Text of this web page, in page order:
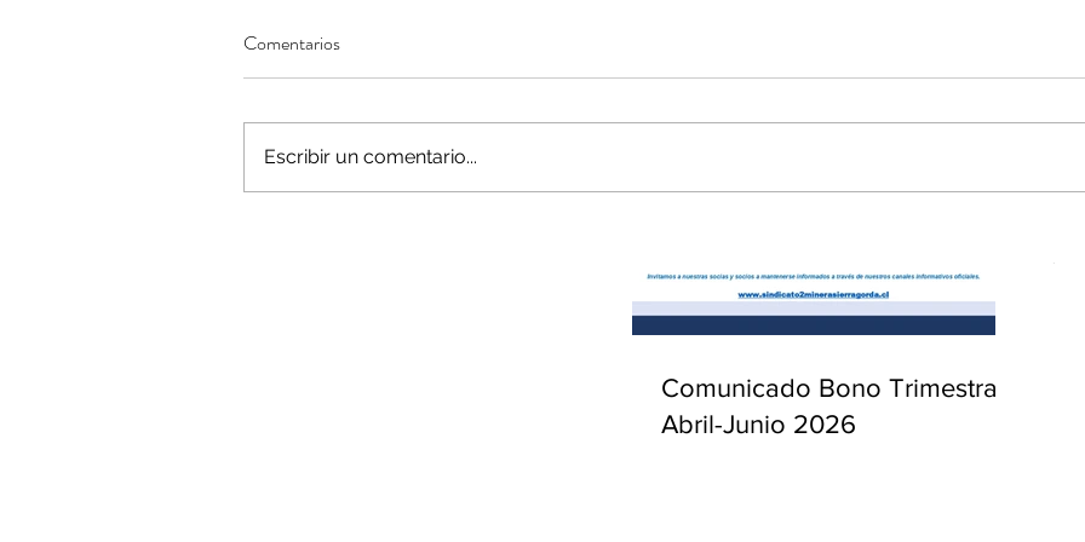
menor producción mientras
Comunicado Bono Trimestral
Abril-Junio 2026
Comentarios
Escribir un comentario...